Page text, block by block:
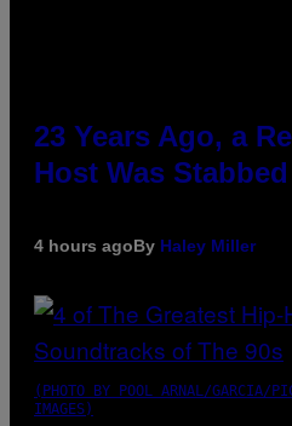
23 Years Ago, a
Host Was
4 hours agoBy Haley Miller
(PHOTO BY POOL ARNAL/GARCIA/
IMAGES)